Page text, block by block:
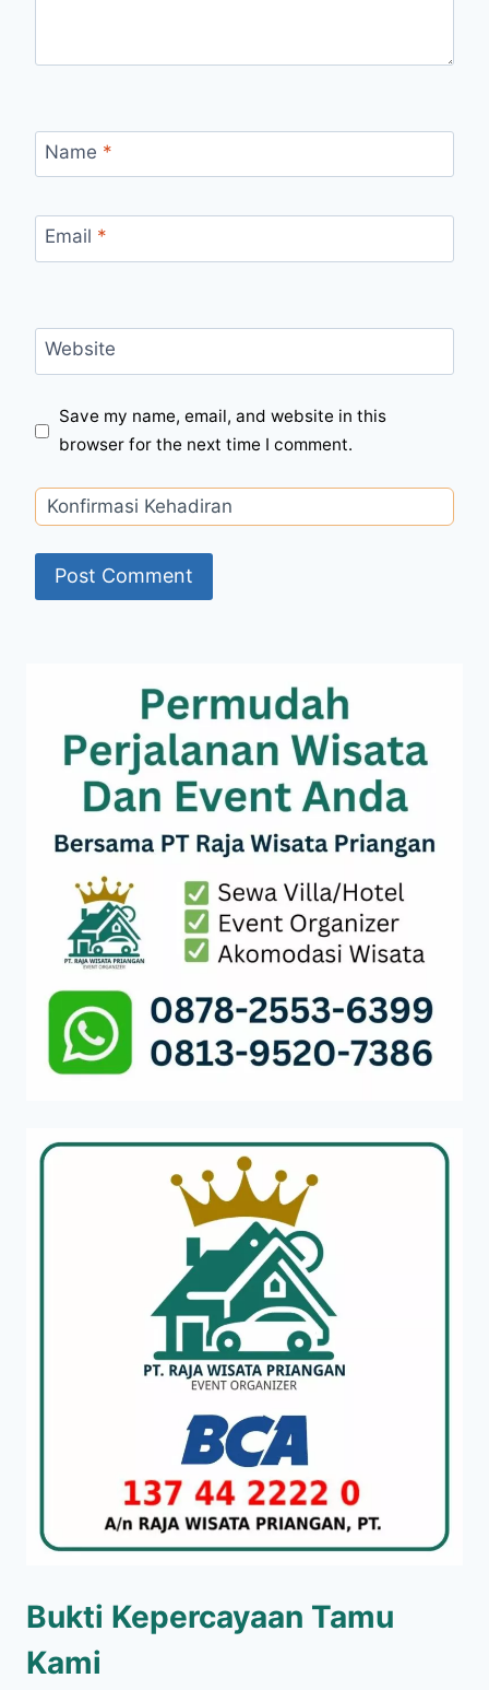
Name *
Email *
Website
Save my name, email, and website in this
browser for the next time I comment.
Bukti Kepercayaan Tamu
Kami